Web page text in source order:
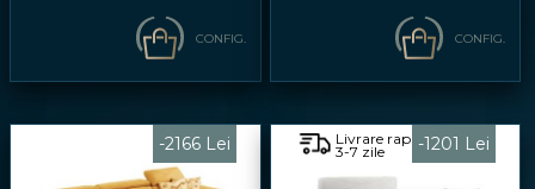
CONFIG. CONFIG.
-2166 Lei Livrare rapida
3-7 zile -1201 Lei